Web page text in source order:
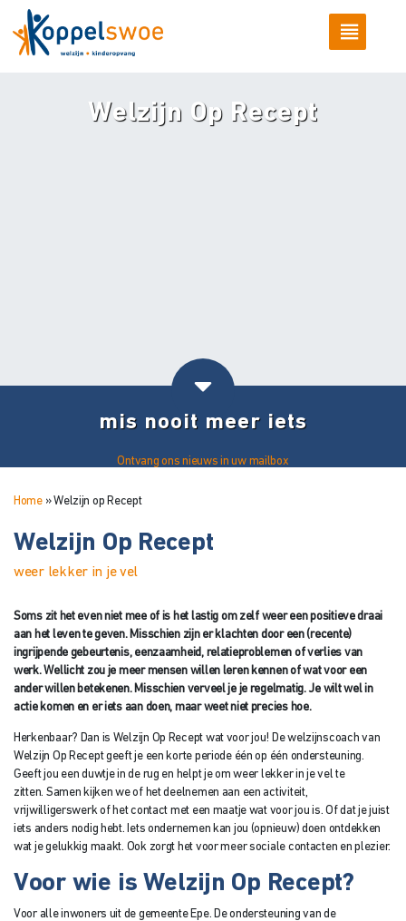
Welzijn Op Recept
mis nooit meer iets
Ontvang ons nieuws in uw mailbox
Home»Welzijn op Recept
Welzijn Op Recept
weer lekker in je vel
Soms zit het even niet mee of is het lastig om zelf weer een positieve draai
aan het leven te geven. Misschien zijn er klachten door een (recente)
ingrijpende gebeurtenis, eenzaamheid, relatieproblemen of verlies van
werk. Wellicht zou je meer mensen willen leren kennen of wat voor een
ander willen betekenen. Misschien verveel je je regelmatig. Je wilt wel in
actie komen en er iets aan doen, maar weet niet precies hoe.
Herkenbaar? Dan is Welzijn Op Recept wat voor jou! De welzijnscoach van
Welzijn Op Recept geeft je een korte periode één op één ondersteuning.
Geeft jou een duwtje in de rug en helpt je om weer lekker in je vel te
zitten. Samen kijken we of het deelnemen aan een activiteit,
vrijwilligerswerk of het contact met een maatje wat voor jou is. Of dat je juist
iets anders nodig hebt. Iets ondernemen kan jou (opnieuw) doen ontdekken
wat je gelukkig maakt. Ook zorgt het voor meer sociale contacten en plezier.
Voor wie is Welzijn Op Recept?
Voor alle inwoners uit de gemeente Epe. De ondersteuning van de